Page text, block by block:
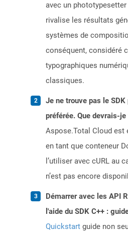
avec un
rivalise les résultats
systèmes de
conséquent, considéré
typographiques
classiques.
Je ne trouve pas le
préférée. Que devrais-je
Aspose.Total Cloud est
en tant que conteneur
l’utiliser avec cURL au
n’est pas encore
Démarrer avec les API
l'aide du SDK C++ :
Quickstart guide non